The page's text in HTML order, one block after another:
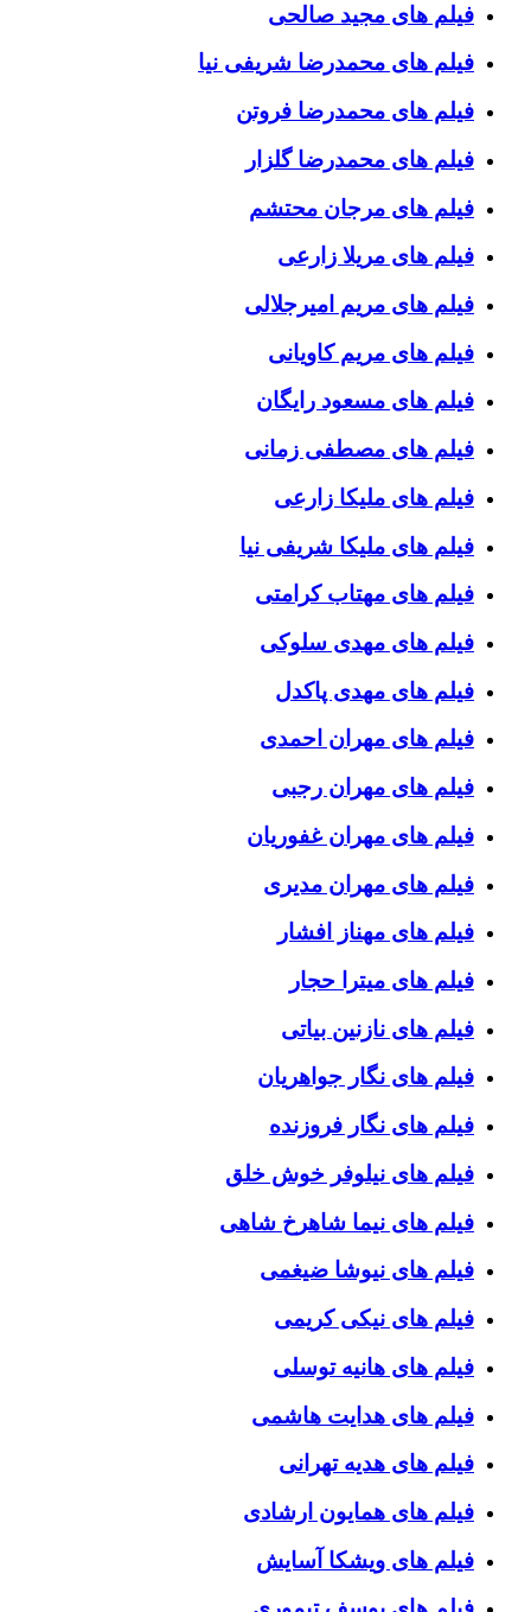
فیلم های مجید صالحی
فیلم های محمدرضا شریفی نیا
فیلم های محمدرضا فروتن
فیلم های محمدرضا گلزار
فیلم های مرجان محتشم
فیلم های مریلا زارعی
فیلم های مریم امیرجلالی
فیلم های مریم کاویانی
فیلم های مسعود رایگان
فیلم های مصطفی زمانی
فیلم های ملیکا زارعی
فیلم های ملیکا شریفی نیا
فیلم های مهتاب کرامتی
فیلم های مهدی سلوکی
فیلم های مهدی پاکدل
فیلم های مهران احمدی
فیلم های مهران رجبی
فیلم های مهران غفوریان
فیلم های مهران مدیری
فیلم های مهناز افشار
فیلم های میترا حجار
فیلم های نازنین بیاتی
فیلم های نگار جواهریان
فیلم های نگار فروزنده
فیلم های نیلوفر خوش خلق
فیلم های نیما شاهرخ شاهی
فیلم های نیوشا ضیغمی
فیلم های نیکی کریمی
فیلم های هانیه توسلی
فیلم های هدایت هاشمی
فیلم های هدیه تهرانی
فیلم های همایون ارشادی
فیلم های ویشکا آسایش